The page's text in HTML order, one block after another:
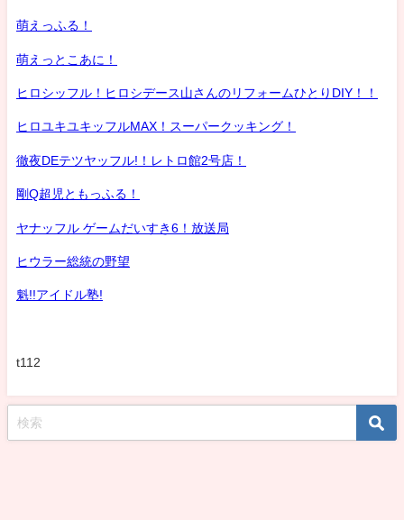
萌えっふる！
萌えっとこあに！
ヒロシッフル！ヒロシデース山さんのリフォームひとりDIY！！
ヒロユキユキッフルMAX！スーパークッキング！
徹夜DEテツヤッフル!！レトロ館2号店！
剛Q超児ともっふる！
ヤナッフル ゲームだいすき6！放送局
ヒウラー総統の野望
魁!!アイドル塾!
t112